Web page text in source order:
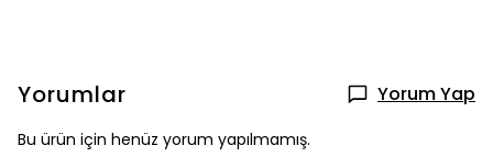
Yorumlar Yorum Yap
Bu ürün için henüz yorum yapılmamış.